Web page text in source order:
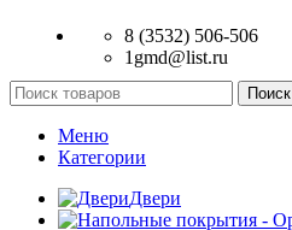
8 (3532) 506-506
1gmd@list.ru
Поиск
Меню
Категории
Двери